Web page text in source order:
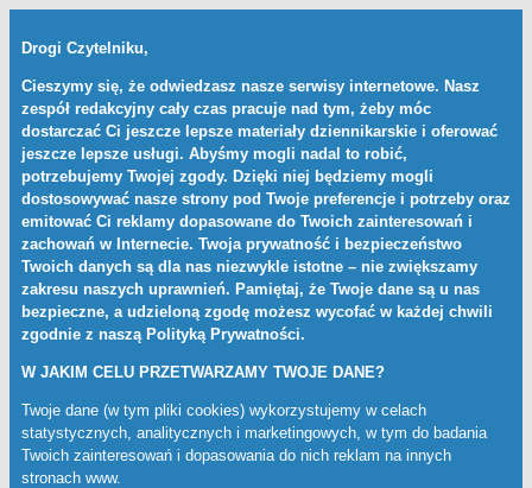
Drogi Czytelniku,
Cieszymy się, że odwiedzasz nasze serwisy internetowe. Nasz
zespół redakcyjny cały czas pracuje nad tym, żeby móc
dostarczać Ci jeszcze lepsze materiały dziennikarskie i oferować
jeszcze lepsze usługi. Abyśmy mogli nadal to robić,
potrzebujemy Twojej zgody. Dzięki niej będziemy mogli
dostosowywać nasze strony pod Twoje preferencje i potrzeby oraz
emitować Ci reklamy dopasowane do Twoich zainteresowań i
zachowań w Internecie. Twoja prywatność i bezpieczeństwo
Twoich danych są dla nas niezwykle istotne – nie zwiększamy
zakresu naszych uprawnień. Pamiętaj, że Twoje dane są u nas
bezpieczne, a udzieloną zgodę możesz wycofać w każdej chwili
zgodnie z naszą Polityką Prywatności.
W JAKIM CELU PRZETWARZAMY TWOJE DANE?
Twoje dane (w tym pliki cookies) wykorzystujemy w celach
statystycznych, analitycznych i marketingowych, w tym do badania
Twoich zainteresowań i dopasowania do nich reklam na innych
stronach www.